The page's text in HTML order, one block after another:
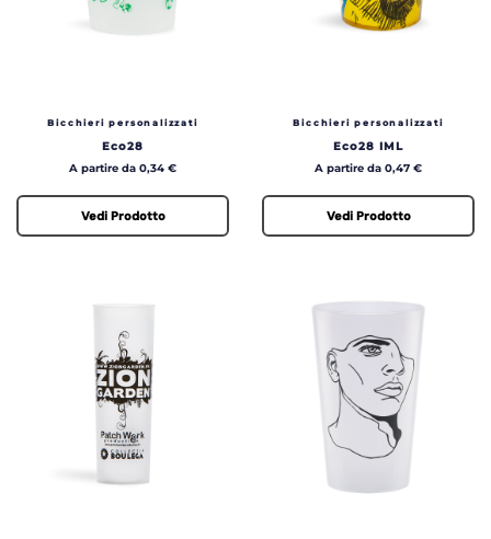
Bicchieri personalizzati
Eco28
Prezzo
A partire da 0,34 €
Vedi Prodotto
Bicchieri personalizzati
Eco28 IML
Prezzo
A partire da 0,47 €
Vedi Prodotto